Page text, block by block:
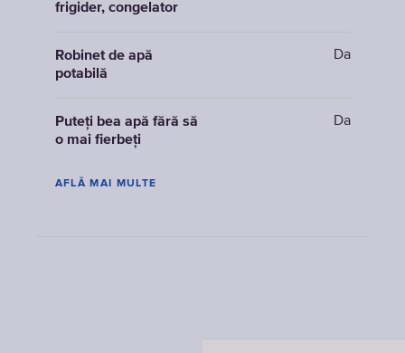
frigider, congelator
Robinet de apă
potabilă
Da
Puteți bea apă fără să
o mai fierbeți
Da
AFLĂ MAI MULTE